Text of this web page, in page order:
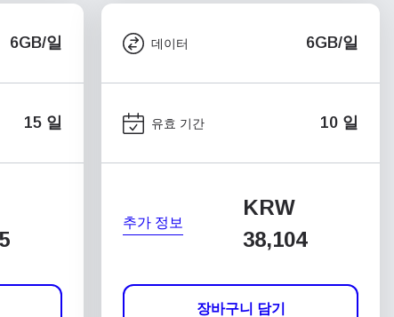
6GB/일
15 일
데이터 6GB/일
유효 기간 10 일
추가 정보
KRW
38,104
장바구니 담기